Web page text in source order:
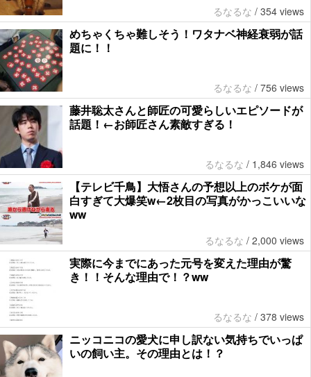
るなるな / 354 views
めちゃくちゃ難しそう！ワタナベ神経衰弱が話
題に！！
るなるな / 756 views
藤井聡太さんと師匠の可愛らしいエピソードが
話題！←お師匠さん素敵すぎる！
るなるな / 1,846 views
【テレビ千鳥】大悟さんの予想以上のボケが面
白すぎて大爆笑w←2枚目の写真がかっこいいな
ww
るなるな / 2,000 views
実際に今までにあった元号を変えた理由が驚
き！！そんな理由で！？ww
るなるな / 378 views
ニッコニコの愛犬に申し訳ない気持ちでいっぱ
いの飼い主。その理由とは！？